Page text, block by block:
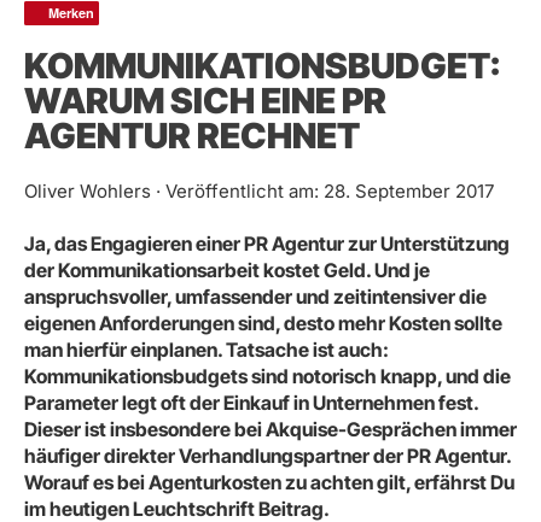
KOMMUNIKATIONSBUDGET:
WARUM SICH EINE PR
AGENTUR RECHNET
Oliver Wohlers · Veröffentlicht am: 28. September 2017
Ja, das Engagieren einer PR Agentur zur Unterstützung
der Kommunikationsarbeit kostet Geld. Und je
anspruchsvoller, umfassender und zeitintensiver die
eigenen Anforderungen sind, desto mehr Kosten sollte
man hierfür einplanen. Tatsache ist auch:
Kommunikationsbudgets sind notorisch knapp, und die
Parameter legt oft der Einkauf in Unternehmen fest.
Dieser ist insbesondere bei Akquise-Gesprächen immer
häufiger direkter Verhandlungspartner der PR Agentur.
Worauf es bei Agenturkosten zu achten gilt, erfährst Du
im heutigen Leuchtschrift Beitrag.
Merken
Merken